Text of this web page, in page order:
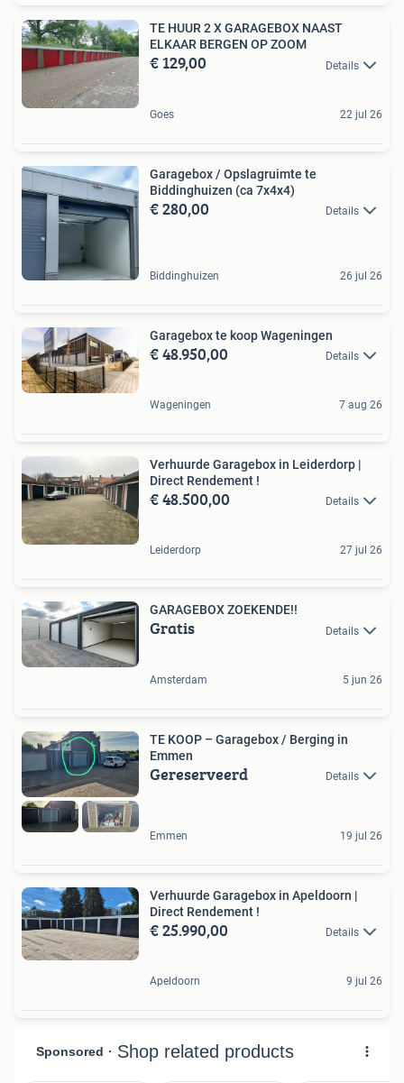
TE HUUR 2 X GARAGEBOX NAAST
ELKAAR BERGEN OP ZOOM
€ 129,00 Details
Goes 22 jul 26
Garagebox / Opslagruimte te
Biddinghuizen (ca 7x4x4)
€ 280,00 Details
Biddinghuizen 26 jul 26
Garagebox te koop Wageningen
€ 48.950,00 Details
Wageningen 7 aug 26
Verhuurde Garagebox in Leiderdorp |
Direct Rendement !
€ 48.500,00 Details
Leiderdorp 27 jul 26
GARAGEBOX ZOEKENDE!!
Gratis Details
Amsterdam 5 jun 26
TE KOOP – Garagebox / Berging in
Emmen
Gereserveerd Details
Emmen 19 jul 26
Verhuurde Garagebox in Apeldoorn |
Direct Rendement !
€ 25.990,00 Details
Apeldoorn 9 jul 26